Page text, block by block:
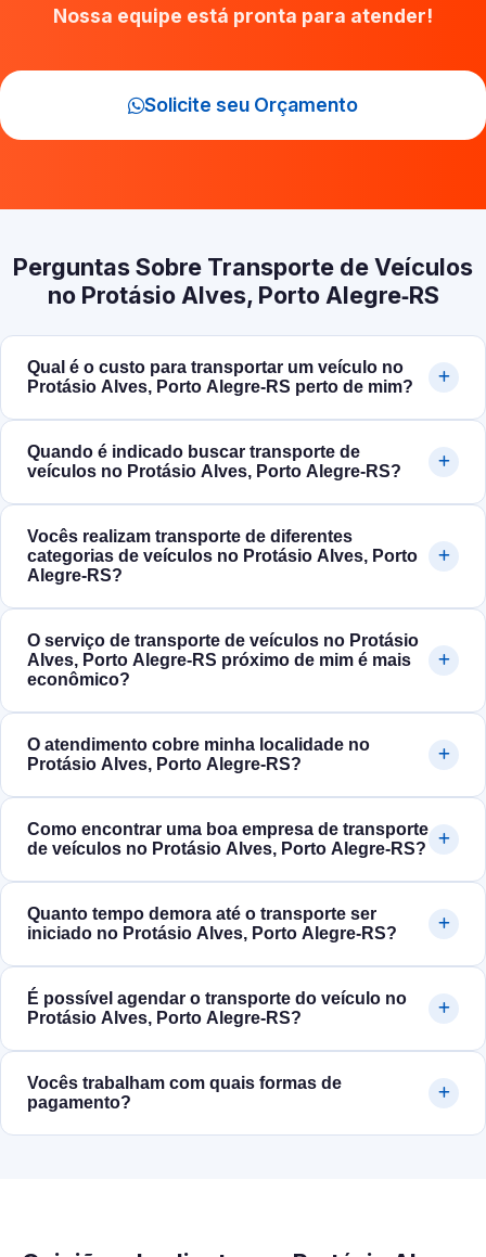
Nossa equipe está pronta para atender!
Solicite seu Orçamento
Perguntas Sobre Transporte de Veículos
no Protásio Alves, Porto Alegre‑RS
Qual é o custo para transportar um veículo no
Protásio Alves, Porto Alegre‑RS perto de mim?
Quando é indicado buscar transporte de
veículos no Protásio Alves, Porto Alegre‑RS?
Vocês realizam transporte de diferentes
categorias de veículos no Protásio Alves, Porto
Alegre‑RS?
O serviço de transporte de veículos no Protásio
Alves, Porto Alegre‑RS próximo de mim é mais
econômico?
O atendimento cobre minha localidade no
Protásio Alves, Porto Alegre‑RS?
Como encontrar uma boa empresa de transporte
de veículos no Protásio Alves, Porto Alegre‑RS?
Quanto tempo demora até o transporte ser
iniciado no Protásio Alves, Porto Alegre‑RS?
É possível agendar o transporte do veículo no
Protásio Alves, Porto Alegre‑RS?
Vocês trabalham com quais formas de
pagamento?